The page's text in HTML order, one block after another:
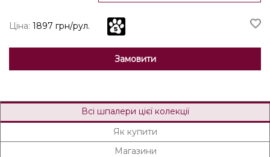
Ціна: 1897 грн/рул.
Замовити
Всі шпалери цієї колекції
Як купити
Магазини